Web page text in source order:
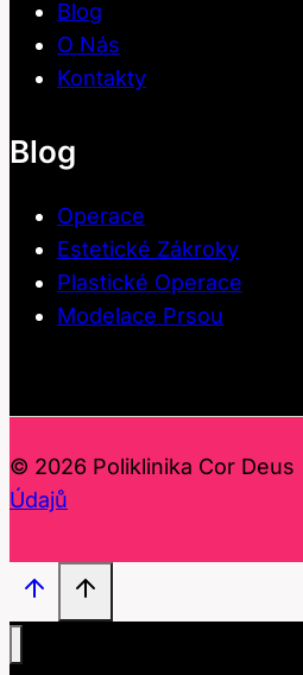
Blog
O Nás
Kontakty
Blog
Operace
Estetické Zákroky
Plastické Operace
Modelace Prsou
© 2026 Poliklinika Cor Deus |
Údajů